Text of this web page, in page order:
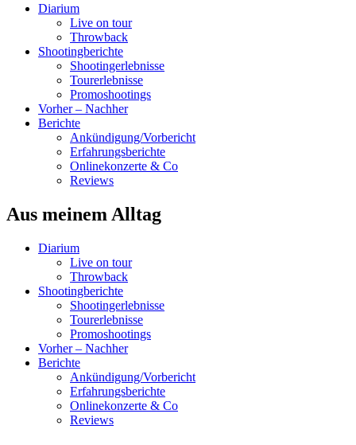
Diarium
Live on tour
Throwback
Shootingberichte
Shootingerlebnisse
Tourerlebnisse
Promoshootings
Vorher – Nachher
Berichte
Ankündigung/Vorbericht
Erfahrungsberichte
Onlinekonzerte & Co
Reviews
Aus meinem Alltag
Diarium
Live on tour
Throwback
Shootingberichte
Shootingerlebnisse
Tourerlebnisse
Promoshootings
Vorher – Nachher
Berichte
Ankündigung/Vorbericht
Erfahrungsberichte
Onlinekonzerte & Co
Reviews